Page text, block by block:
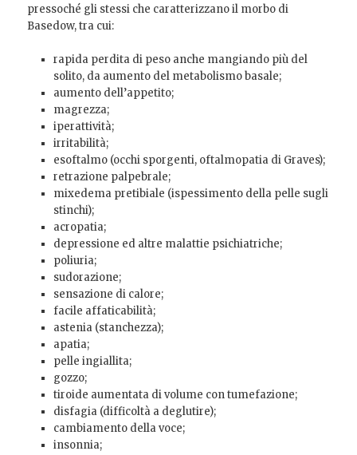
pressoché gli stessi che caratterizzano il morbo di
Basedow, tra cui:
rapida perdita di peso anche mangiando più del
solito, da aumento del metabolismo basale;
aumento dell’appetito;
magrezza;
iperattività;
irritabilità;
esoftalmo (occhi sporgenti, oftalmopatia di Graves);
retrazione palpebrale;
mixedema pretibiale (ispessimento della pelle sugli
stinchi);
acropatia;
depressione ed altre malattie psichiatriche;
poliuria;
sudorazione;
sensazione di calore;
facile affaticabilità;
astenia (stanchezza);
apatia;
pelle ingiallita;
gozzo;
tiroide aumentata di volume con tumefazione;
disfagia (difficoltà a deglutire);
cambiamento della voce;
insonnia;